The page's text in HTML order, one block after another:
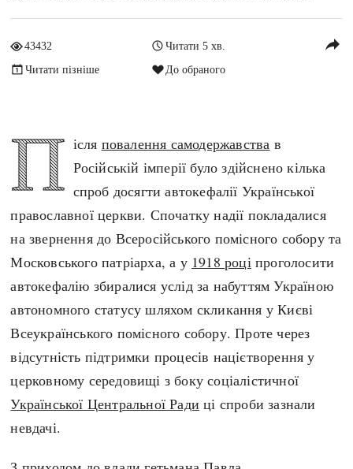
Кримінал
Культура і мистецтво
Людина і суспільство
Подорожі і відкриття
Політика
Релігія
Розваги і дозвілля
Спорт
Чудеса світу
Україна незалежна
ЗНО
Регіони
Австралія
Азія
Америка
А(нта)рктика
Африка
Європа
Високе Середньовіччя
Індекси
Нові статті
Популярні статті
Всі статті
Визначальні події
#Хештеги
43432
Читати 5 хв.
Читати пізніше
До обраного
reply
П ісля повалення самодержавства в
Російській імперії було здійснено кілька
спроб досягти автокефалії Української
православної церкви. Спочатку надії покладалися
на звернення до Всеросійського помісного собору та
Московського патріарха, а у 1918 році проголосити
автокефалію збиралися услід за набуттям Україною
автономного статусу шляхом скликання у Києві
Всеукраїнського помісного собору. Проте через
відсутність підтримки процесів націєтворення у
церковному середовищі з боку соціалістичної
Української Центральної Ради ці спроби зазнали
невдачі.